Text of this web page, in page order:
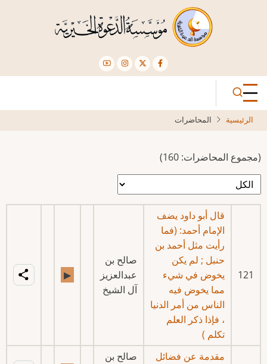
الرئيسية المحاضرات
(مجموع المحاضرات: 160)
121
قال أبو داود يضف
الإمام أحمد: (فما
رأيت مثل أحمد بن
حنبل ; لم يكن
يخوض في شيء
مما يخوض فيه
الناس من أمر الدنيا
، فإذا ذكر العلم
تكلم )
صالح بن
عبدالعزيز
آل الشيخ
▶
مقدمة عن فضائل
صالح بن